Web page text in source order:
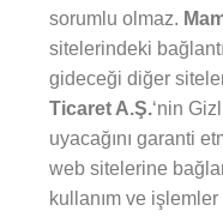
sorumlu olmaz.
sitelerindeki
gideceği diğer
Ticaret A.Ş.‘nin
uyacağını garanti
web sitelerine
kullanım ve